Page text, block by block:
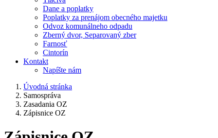
Dane a poplatky
Poplatky za prenájom obecného majetku
Odvoz komunálneho odpadu
Zberný dvor, Separovaný zber
Farnosť
Cintorín
Kontakt
Napíšte nám
Úvodná stránka
Samospráva
Zasadania OZ
Zápisnice OZ